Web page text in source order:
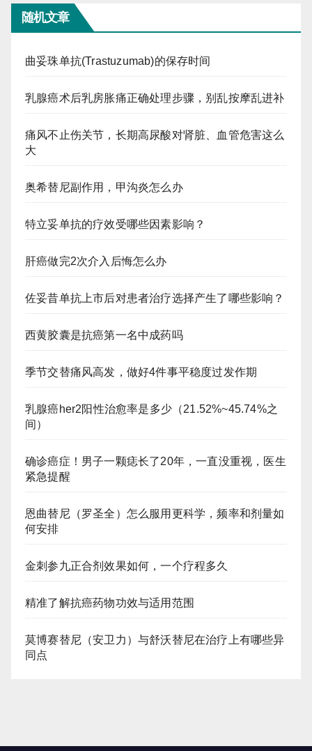
随机文章
曲妥珠单抗(Trastuzumab)的保存时间
乳腺癌术后乳房胀痛正确处理步骤，别乱按摩乱进补
痛风不止伤关节，长期高尿酸对肾脏、血管危害这么
大
奥希替尼副作用，甲沟炎怎么办
特立妥单抗的疗效受哪些因素影响？
肝癌做完2次介入后悔怎么办
佐妥昔单抗上市后对患者治疗选择产生了哪些影响？
西黄胶囊是抗癌第一名中成药吗
季节交替痛风高发，做好4件事平稳度过发作期
乳腺癌her2阳性治愈率是多少（21.52%~45.74%之
间）
确诊癌症！男子一颗痣长了20年，一直没重视，医生
紧急提醒
恩曲替尼（罗圣全）怎么服用更科学，频率和剂量如
何安排
金刺参九正合剂效果如何，一个疗程多久
精准了解抗癌药物功效与适用范围
莫博赛替尼（安卫力）与舒沃替尼在治疗上有哪些异
同点